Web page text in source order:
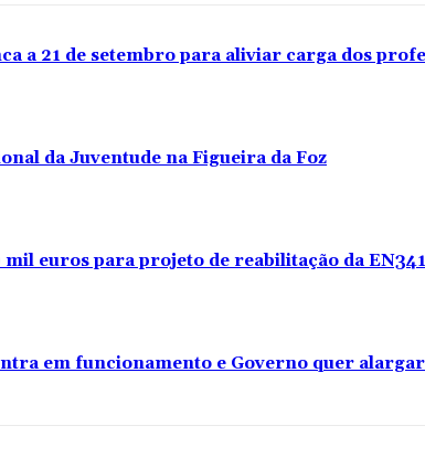
a 21 de setembro para aliviar carga dos
da Juventude na Figueira da Foz
euros para projeto de reabilitação da
em funcionamento e Governo quer